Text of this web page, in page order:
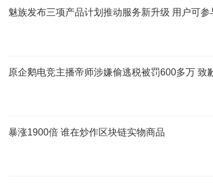
魅族发布三项产品计划推动服务新升级 用户可
原企鹅电竞主播帝师涉嫌偷逃税被罚600多万 致
暴涨1900倍 谁在炒作区块链实物商品